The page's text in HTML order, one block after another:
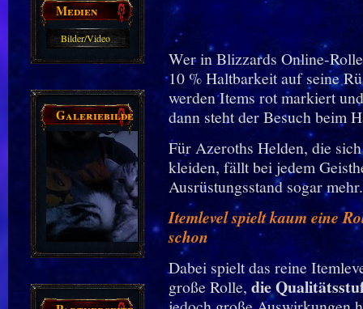
Medien
Bilder/Video
Galeriebilder
Wer in Blizzards Online-
10 % Haltbarkeit auf seine
werden Items rot markiert
dann steht der Besuch beim
Für Azeroths Helden, die
kleiden, fällt bei jedem
Ausrüstungsstand sogar mehr.
Itemlevel spielt kaum eine
schon
Dabei spielt das reine
große Rolle, die